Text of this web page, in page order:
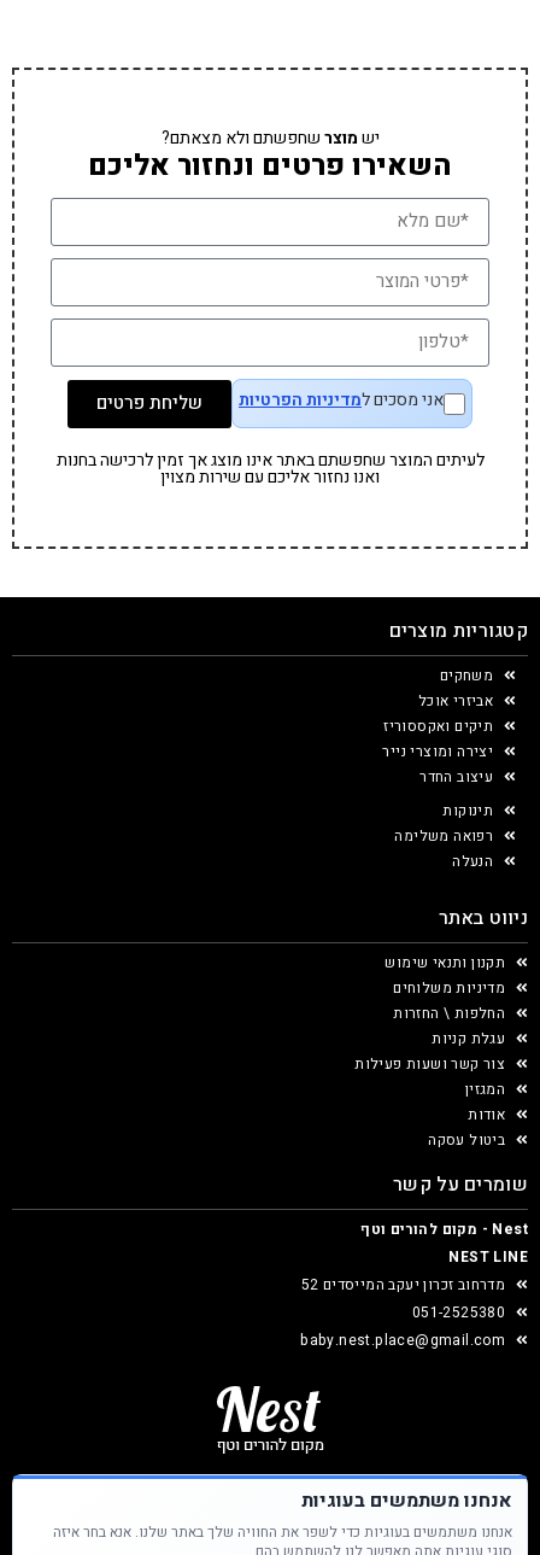
ישמוצרשחפשתם ולא מצאתם?
השאירו פרטים ונחזור אליכם
אני מסכים למדיניות הפרטיות שליחת פרטים
לעיתים המוצר שחפשתם באתר אינו מוצג אך זמין לרכישה בחנות
ואנו נחזור אליכם עם שירות מצוין
קטגוריות מוצרים
משחקים
אביזרי אוכל
תיקים ואקססוריז
יצירה ומוצרי נייר
עיצוב החדר
תינוקות
רפואה משלימה
הנעלה
ניווט באתר
תקנון ותנאי שימוש
מדיניות משלוחים
החלפות \ החזרות
עגלת קניות
צור קשר ושעות פעילות
המגזין
אודות
ביטול עסקה
שומרים על קשר
Nest - מקום להורים וטף
NEST LINE
מדרחוב זכרון יעקב המייסדים 52
051-2525380
baby.nest.place@gmail.com
Nest &copy כל הזכויות שמורות
אנחנו משתמשים בעוגיות
אנחנו משתמשים בעוגיות כדי לשפר את החוויה שלך באתר שלנו. אנא בחר איזה